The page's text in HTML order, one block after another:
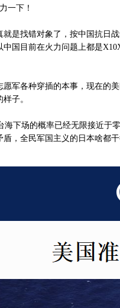
一下！
是找错对象了，按中国抗日
国目前在火力问题上都是
军各种穿插的本事，现在的
子。
海下场的概率已经无限接近于
，全民军国主义的日本啥都